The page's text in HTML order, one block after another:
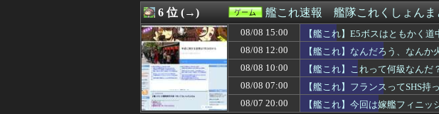
08/08 12:00
【艦これ】なんだろう、なんか火力足りんのよ
08/08 12:00
【競馬】ボンドガールが引退、繁殖入り
08/08 12:00
【ウマ娘】アイネスは陽射しや雨を防げそう
08/08 12:00
『スーパーダンガンロンパ2×2』少なくとも
08/08 11:47
【衝撃】ママレードボーイってアレ大丈夫な
08/08 11:30
【原神】探索派遣の最適解はこれ以外にない
08/08 11:05
モニター24と27で迷ってるんだが…
08/08 11:05
マリオカートワールドはどうすればよかった
08/08 11:02
PSって今年話題のゲームほぼあそべてないけ
6 位 (→) 艦これ速報 艦隊これくしょんま
08/08 15:00
【艦これ】E5ボスはともかく
08/08 12:00
【艦これ】なんだろう、なんか
08/08 10:00
【艦これ】これって何級なんだ
08/08 07:00
【艦これ】フランスってSHS持
08/07 20:00
【艦これ】今回は嫁艦フィニッ